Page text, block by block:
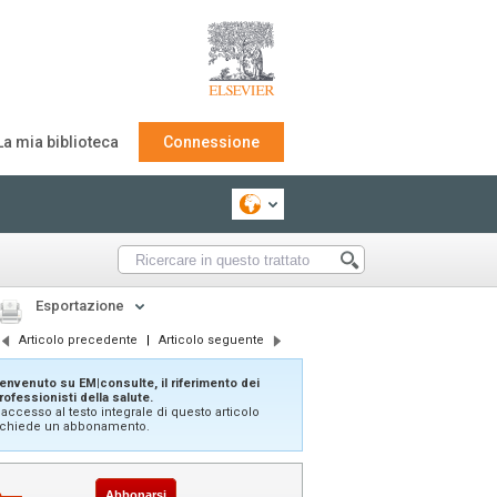
mia biblioteca Connessione
Esportazione
Articolo precedente | Articolo seguente
su EM|consulte, il riferimento dei
della salute.
al testo integrale di questo articolo
un abbonamento.